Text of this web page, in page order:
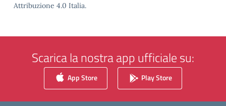
Attribuzione 4.0 Italia.
Scarica la nostra app ufficiale su:
App Store Play Store